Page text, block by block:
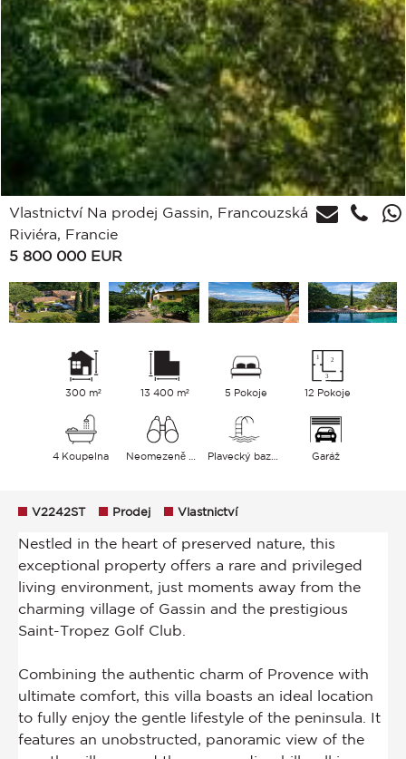
Vlastnictví Na prodej Gassin, Francouzská
Riviéra, Francie
5 800 000 EUR
300 m² 13 400 m² 5 Pokoje 12 Pokoje
4 Koupelna Garáž
V2242ST Prodej Vlastnictví